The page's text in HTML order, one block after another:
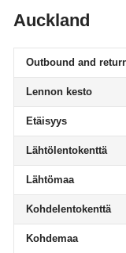
Auckland
Outbound and
Lennon kesto
Etäisyys
Lähtölentokenttä
Lähtömaa
Kohdelentokenttä
Kohdemaa